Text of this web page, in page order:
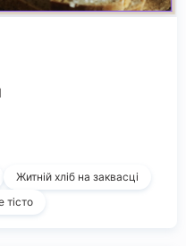
Житній хліб на заквасці
тісто